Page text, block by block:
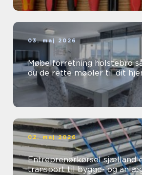
03. maj 2026
Møbelforretning holstebro sådan finder
du de rette møbler til dit
02. maj 2026
Entreprenørkørsel sjælland effektiv
transport til bygge- og